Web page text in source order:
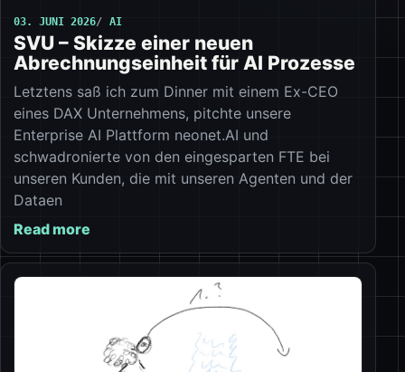
03. JUNI 2026 AI
SVU – Skizze einer neuen
Abrechnungseinheit für AI Prozesse
Letztens saß ich zum Dinner mit einem Ex-CEO
eines DAX Unternehmens, pitchte unsere
Enterprise AI Plattform neonet.AI und
schwadronierte von den eingesparten FTE bei
unseren Kunden, die mit unseren Agenten und der
Dataen
Read more